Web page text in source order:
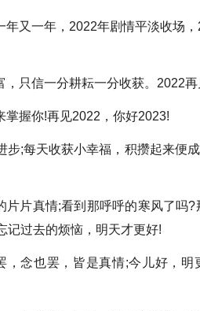
一年，2022年剧情平淡收场，
只信一分耕耘一分收获。2022再
握你!再见2022，你好2023!
每天收获小幸福，积攒起来便成
片真情;看到那呼呼的寒风了吗?
记过去的烦恼，明天才更好!
也罢，皆是真情;今儿好，明